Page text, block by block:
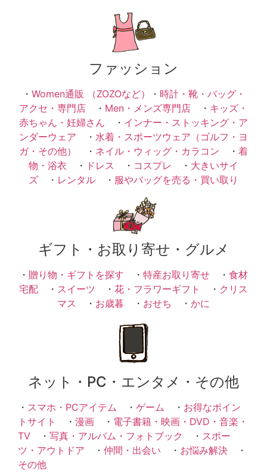
ファッション
・ Women通販 （ZOZOなど） ・ 時計・靴・バッグ・
アクセ・専門店 ・ Men・メンズ専門店 ・ キッズ・
赤ちゃん・妊婦さん ・ インナー・ストッキング・ア
ンダーウェア ・ 水着・スポーツウェア（ゴルフ・ヨ
ガ・その他）
・ ネイル・ウィッグ・カラコン ・ 着
物・浴衣 ・ ドレス ・ コスプレ ・ 大きいサイ
ズ ・ レンタル ・ 服やバッグを売る・買い取り
ギフト・お取り寄せ・グルメ
・ 贈り物・ギフトを探す ・ 特産お取り寄せ ・ 食材
宅配 ・ スイーツ ・ 花・フラワーギフト ・ クリス
マス ・ お歳暮 ・ おせち ・ かに
ネット・PC・エンタメ・その他
・ スマホ・PCアイテム ・ ゲーム ・ お得なポイン
トサイト
・ 漫画 ・ 電子書籍・映画・DVD・音楽・
TV ・ 写真・アルバム・フォトブック ・ スポー
ツ・アウトドア ・ 仲間・出会い ・ お悩み解決 ・
その他